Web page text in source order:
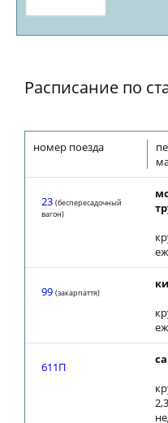
Расписание по
номер поезда
23 (беспересадочный
вагон)
99 (закарпаття)
611П